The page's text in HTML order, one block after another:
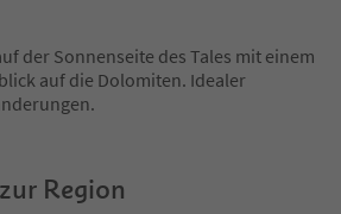
der Sonnenseite des Tales mit einem
auf die Dolomiten. Idealer
Region